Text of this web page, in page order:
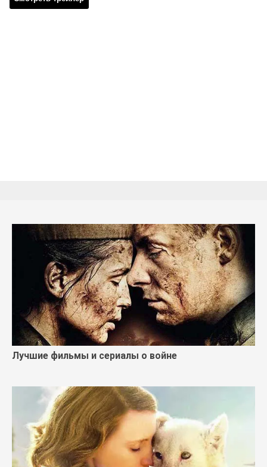
Лучшие фильмы и сериалы о войне